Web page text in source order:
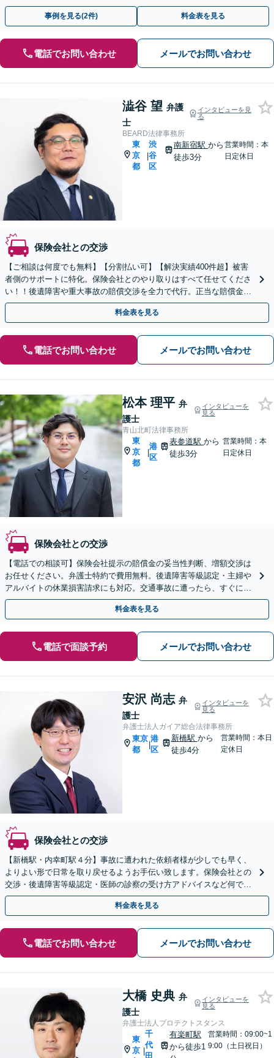
度後遺障害、死亡事故まで幅広く対応【WEB面談可】
事例を見る(2件) 料金表を見る
電話でお問い合わせ メールでお問い合わせ
澁谷 望 弁護
士
インタビューを見
る
BEARD法律事務所
東
京
都
|
渋
谷
区
南新宿駅 から
徒歩3分
営業時間：本
日定休日
保険会社との交渉
【ご相談は何度でも無料】【分割払い可】【解決実績400件超】被害
者側のサポートに特化。保険会社とのやり取りはすべて任せてくださ
い！！後遺障害や重大事故の賠償交渉を全力で代行。正当な賠償金を
受け取るためのサポートをいたします。
料金表を見る
電話でお問い合わせ メールでお問い合わせ
松本 理平 弁
護士
インタビューを
見る
青山北町法律事務所
東
京
都
|
港
区
表参道駅から
徒歩3分
営業時間：本
日定休日
保険会社との交渉
【電話での相談可】保険会社提示の賠償金の妥当性判断、増額交渉は
お任せください。弁護士特約で費用無料。後遺障害等級認定・主婦や
アルバイトの休業損害請求にも対応。交通事故に遭ったら、すぐにご
相談ください。【表参道駅から徒歩3分】
料金表を見る
電話で面談予約 メールでお問い合わせ
安沢 尚志 弁
護士
インタビューを
見る
弁護士法人ガイア総合法律事務所
東京
都
|
港
区
新橋駅 から
徒歩4分
営業時間：本日
定休日
保険会社との交渉
【新橋駅・内幸町駅４分】事故に遭われた依頼者様が少しでも早く、
よりよい形で日常を取り戻せるようお手伝い致します。保険会社との
交渉・後遺障害等級認定・医師の診察の受け方アドバイスなど何でも
ご相談ください。
料金表を見る
電話でお問い合わせ メールでお問い合わせ
大橋 史典 弁
護士
インタビューを
見る
弁護士法人プロテクトスタンス
東
京 |
千
代
田
有楽町駅
から徒歩1
営業時間：09:00~1
9:00（土日祝日）